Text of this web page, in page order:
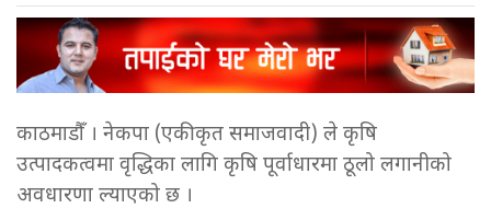
काठमाडौँ । नेकपा (एकीकृत समाजवादी) ले कृषि
उत्पादकत्वमा वृद्धिका लागि कृषि पूर्वाधारमा ठूलो लगानीको
अवधारणा ल्याएको छ ।